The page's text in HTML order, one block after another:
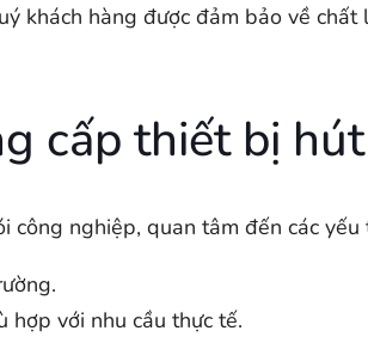
khách hàng được đảm bảo về
cấp thiết bị
công nghiệp, quan tâm đến các yếu
hợp với nhu cầu thực tế.